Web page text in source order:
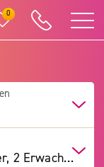
0
1 Zimmer, 2 Erwachsene